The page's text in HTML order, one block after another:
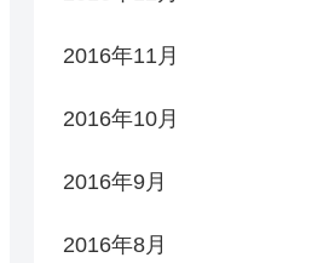
2016年11月
2016年10月
2016年9月
2016年8月